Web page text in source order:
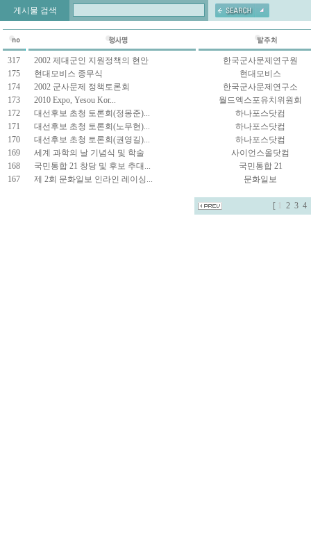
게시물 검색
317 2002 제대군인 지원정책의 현안
한국군사문제연구원
175
현대모비스 종무식
현대모비스
174
2002 군사문제 정책토론회
한국군사문제연구소
173
2010 Expo, Yesou Kor...
월드엑스포유치위원회
172
대선후보 초청 토론회(정몽준)...
하나포스닷컴
171
대선후보 초청 토론회(노무현)...
하나포스닷컴
170
대선후보 초청 토론회(권영길)...
하나포스닷컴
169
세계 과학의 날 기념식 및 학술
사이언스올닷컴
168
국민통합 21 창당 및 후보 추대...
국민통합 21
167
제 2회 문화일보 인라인 레이싱... 문화일보
[ 2 3 4